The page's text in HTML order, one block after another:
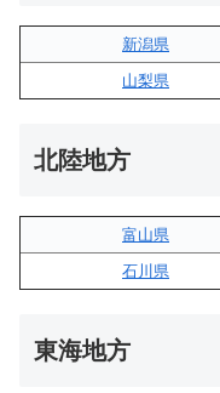
新潟県
山梨県
北陸地方
富山県
石川県
東海地方